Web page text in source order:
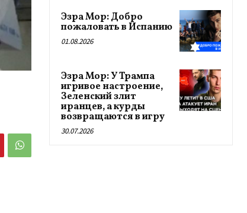
Эзра Мор: Добро
пожаловать в Испанию
01.08.2026
Эзра Мор: У Трампа
игривое настроение,
Зеленский злит
иранцев, а курды
возвращаются в игру
30.07.2026